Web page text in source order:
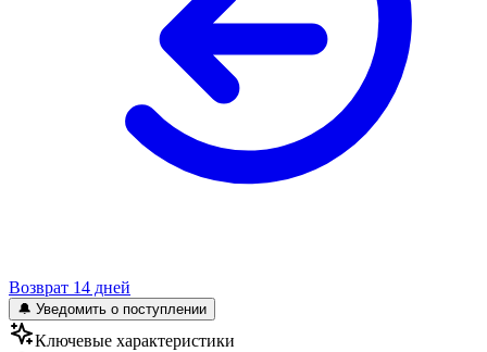
Возврат 14 дней
🔔 Уведомить о поступлении
Ключевые характеристики